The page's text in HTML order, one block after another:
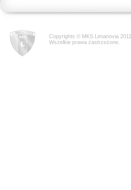
Copyrights © MKS Limanovia 2011
Wszelkie prawa zastrzeżone.